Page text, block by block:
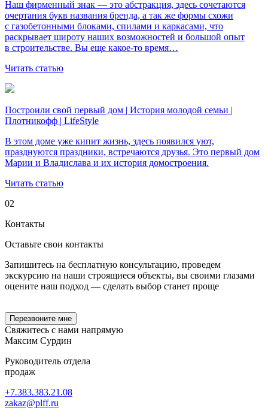
Наш фирменный знак — это абстракция, здесь сочетаются
очертания букв названия бренда, а так же формы схожи
с газобетонными блоками, спилами и каркасами, что
раскрывает широту наших возможностей и большой опыт
в строительстве. Вы еще какое-то время…
Читать статью
Построили свой первый дом | История молодой семьи |
Плотникофф | LifeStyle
В этом доме уже кипит жизнь, здесь появился уют,
празднуются праздники, встречаются друзья. Это первый дом
Марии и Владислава и их история домостроения.
Читать статью
02
Контакты
Оставьте свои контакты
Запишитесь на бесплатную консультацию, проведем
экскурсию на наши строящиеся объекты, вы своими глазами
оцените наш подход — сделать выбор станет проще
Перезвоните мне
Свяжитесь с нами напрямую
Максим Сурдин
Руководитель отдела
продаж
+7.383.383.21.08
zakaz@plff.ru